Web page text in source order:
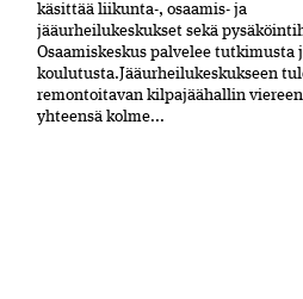
käsittää liikunta-, osaamis- ja
jääurheilukeskukset sekä
Osaamiskeskus palvelee tutkimusta
koulutusta.Jääurheilukeskukseen
remontoitavan kilpajäähallin viereen
yhteensä kolme...